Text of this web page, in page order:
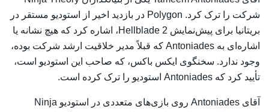
شرکت را ترک کرد. Polygon در بازدید اخیر از استودیو مستقر در
بریتانیا برای پیش‌نمایش Hellblade 2، اشاره کرد که هیچ نشانه یا
اشاره‌ای به Antoniades که قبلاً مدیر خلاقیت ارشد شرکت بوده،
وجود ندارد. سخنگوی ایکس باکس، که صاحب این استودیو است،
تأیید کرد که Antoniades استودیو را ترک کرده است.
آقای Antoniades روی بازی‌های متعددی در استودیو Ninja